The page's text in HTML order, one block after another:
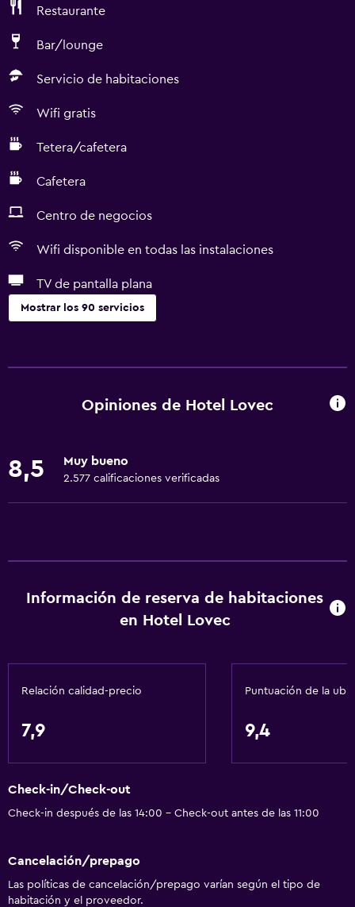
Restaurante
Bar/lounge
Servicio de habitaciones
Wifi gratis
Tetera/cafetera
Cafetera
Centro de negocios
Wifi disponible en todas las instalaciones
TV de pantalla plana
Mostrar los 90 servicios
Centro de negocios
Caja fuerte
Masaje de pies
Comedor
Bar de tapas
Restaurante
Desayuno en la habitación
Tetera/cafetera
Opiniones de Hotel Lovec
8,5 Muy bueno
2.577 calificaciones verificadas
Información de reserva de habitaciones
en Hotel Lovec
Relación calidad-precio
7,9
Puntuación de la
9,4
Check-in/Check-out
Check-in después de las 14:00 - Check-out antes de las 11:00
Cancelación/prepago
Las políticas de cancelación/prepago varían según el tipo de
habitación y el proveedor.